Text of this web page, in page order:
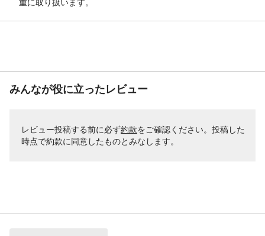
重に取り扱います。
みんなが役に立ったレビュー
レビュー投稿する前に必ず約款をご確認ください。投稿した
時点で約款に同意したものとみなします。